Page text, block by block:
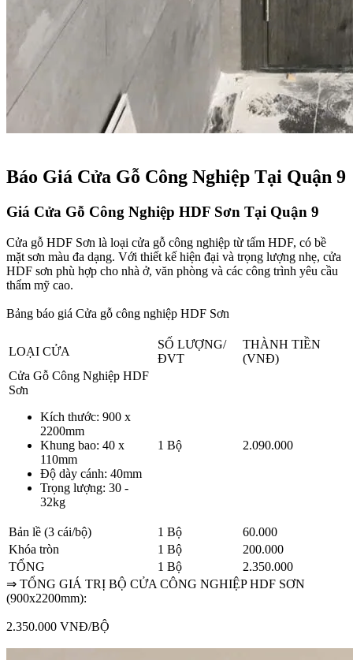
Báo Giá Cửa Gỗ Công Nghiệp Tại Quận 9​
Giá Cửa Gỗ Công Nghiệp HDF Sơn Tại Quận 9​
Cửa gỗ HDF Sơn là loại cửa gỗ công nghiệp từ tấm HDF, có bề
mặt sơn màu đa dạng. Với thiết kế hiện đại và trọng lượng nhẹ, cửa
HDF sơn phù hợp cho nhà ở, văn phòng và các công trình yêu cầu
thẩm mỹ cao.
Bảng báo giá Cửa gỗ công nghiệp HDF Sơn
LOẠI CỬA
SỐ LƯỢNG/
ĐVT
THÀNH TIỀN
(VNĐ)
Cửa Gỗ Công Nghiệp HDF
Sơn
Kích thước: 900 x
2200mm
Khung bao: 40 x
110mm
Độ dày cánh: 40mm
Trọng lượng: 30 -
32kg
1 Bộ 2.090.000
Bản lề (3 cái/bộ) 1 Bộ
60.000
Khóa tròn
1 Bộ
200.000
TỔNG
1 Bộ
2.350.000
⇒ TỔNG GIÁ TRỊ BỘ CỬA CÔNG NGHIỆP HDF SƠN
(900x2200mm):
2.350.000 VNĐ/BỘ